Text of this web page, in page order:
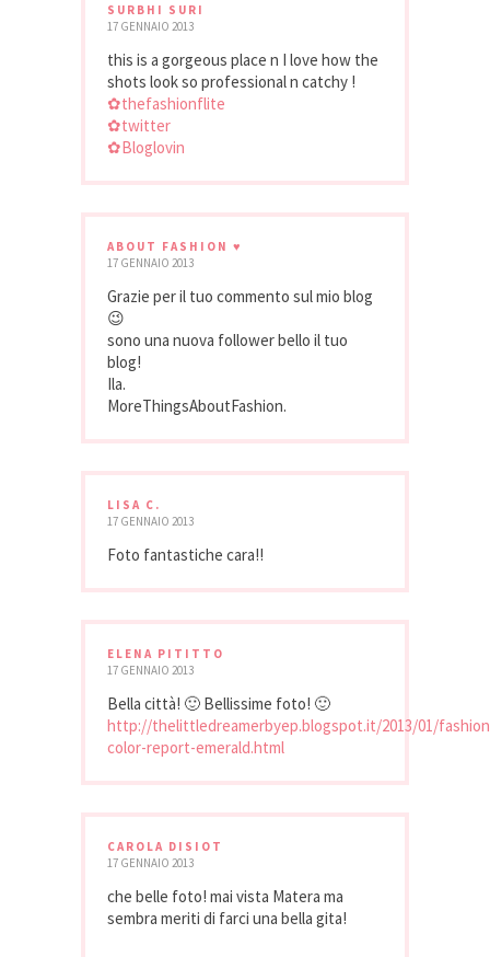
SURBHI SURI
17 GENNAIO 2013
this is a gorgeous place n I love how the
shots look so professional n catchy !
✿thefashionflite
✿twitter
✿Bloglovin
ABOUT FASHION ♥
17 GENNAIO 2013
Grazie per il tuo commento sul mio blog
😉
sono una nuova follower bello il tuo
blog!
Ila.
MoreThingsAboutFashion.
LISA C.
17 GENNAIO 2013
Foto fantastiche cara!!
ELENA PITITTO
17 GENNAIO 2013
Bella città! 🙂 Bellissime foto! 🙂
http://thelittledreamerbyep.blogspot.it/2013/01/
color-report-emerald.html
CAROLA DISIOT
17 GENNAIO 2013
che belle foto! mai vista Matera ma
sembra meriti di farci una bella gita!